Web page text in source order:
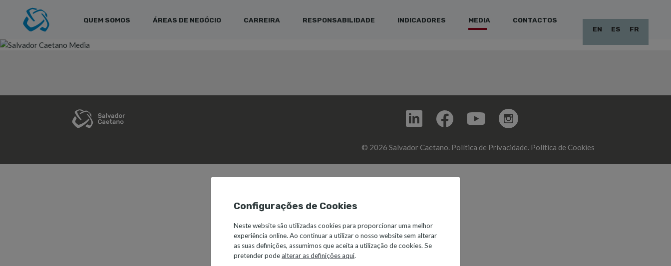
QUEM SOMOS ÁREAS DE NEGÓCIO CARREIRA RESPONSABILIDADE INDICADORES MEDIA
CONTACTOS
EN
ES FR
© 2026 Salvador Caetano. Política de Privacidade. Política de Cookies
Configurações de Cookies
Neste website são utilizadas cookies para proporcionar uma melhor
experiência online. Ao continuar a utilizar o nosso website sem alterar
as suas definições, assumimos que aceita a utilização de cookies. Se
pretender podealterar as definições aqui.